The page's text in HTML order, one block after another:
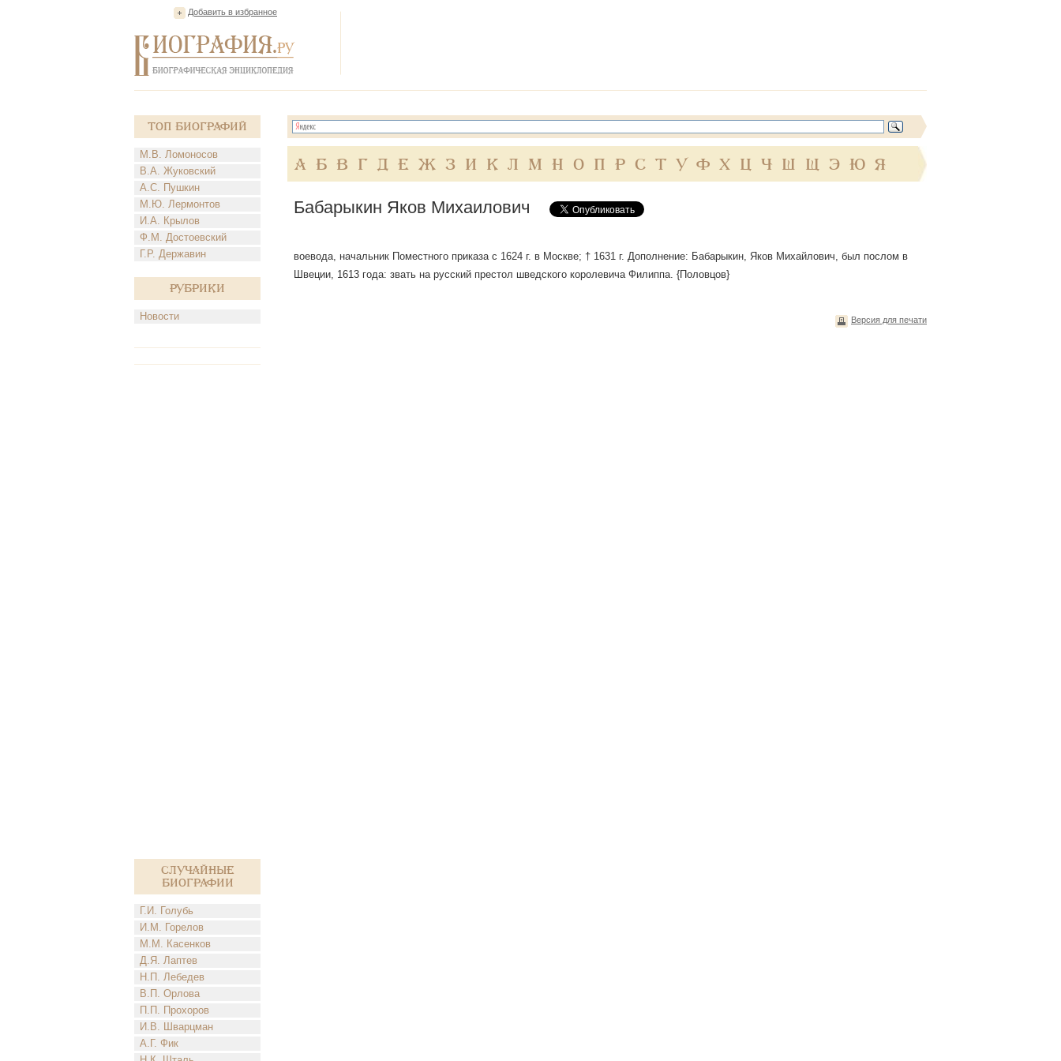
Добавить в избранное
Топ Биографий
М.В. Ломоносов
В.А. Жуковский
А.С. Пушкин
М.Ю. Лермонтов
И.А. Крылов
Ф.М. Достоевский
Г.Р. Державин
Рубрики
Новости
Случайные
биографии
Г.И. Голубь
И.М. Горелов
М.М. Касенков
Д.Я. Лаптев
Н.П. Лебедев
В.П. Орлова
П.П. Прохоров
И.В. Шварцман
А.Г. Фик
А Б В Г Д Е Ж З И К Л М Н О П Р С Т У Ф Х Ц Ч Ш Щ Э Ю Я
Бабарыкин Яков Михаилович
воевода, начальник Поместного приказа с 1624 г. в Москве; † 1631 г. Дополнение: Бабарыкин, Яков Михайлович, был послом в
Швеции, 1613 года: звать на русский престол шведского королевича Филиппа. {Половцов}
Версия для печати